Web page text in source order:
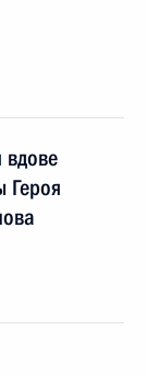
вдове
Героя